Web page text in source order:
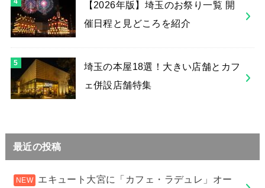
【2026年版】埼玉のお祭り一覧 開
催日程と見どころを紹介
埼玉の本屋18選！大きい店舗とカフ
ェ併設店舗特集
最近の投稿
エキュート大宮に「カフェ・ラデュレ」オー